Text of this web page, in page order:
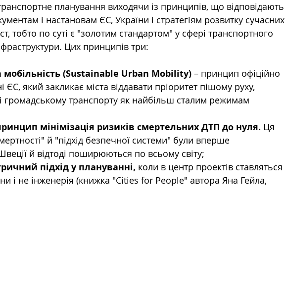
планування виходячи із принципів, що відповідають
і настановам ЄС, України і стратегіям розвитку сучасних
тобто по суті є "золотим стандартом" у сфері транспортного
Цих принципів три:
мобільність (Sustainable Urban Mobility) – принцип офіційно
ЄС, який закликає міста віддавати пріоритет пішому руху,
громадському транспорту як найбільш сталим режимам
мінімізація ризиків смертельних ДТП до нуля. Ця
й "підхід безпечної системи" були вперше
й відтоді поширюються по всьому світу;
підхід у плануванні, коли в центр проектів ставляться
і не інженерія (книжка "Cities for People" автора Яна Гейла,